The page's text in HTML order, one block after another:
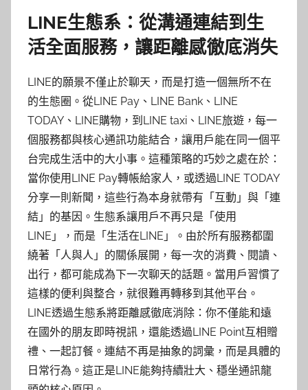
LINE生態系：從溝通連結到生
活全面服務，讓距離感徹底消失
LINE的願景不僅止於聊天，而是打造一個無所不在
的生態圈。從LINE Pay、LINE Bank、LINE
TODAY、LINE購物，到LINE taxi、LINE旅遊，每一
個服務都與核心通訊功能結合，讓用戶能在同一個平
台完成生活中的大小事。這種策略的巧妙之處在於：
當你使用LINE Pay轉帳給家人，或透過LINE TODAY
分享一則新聞，這些行為本身就帶有「互動」與「連
結」的基因。生態系讓用戶不再只是「使用
LINE」，而是「生活在LINE」。由於所有服務都圍
繞著「人與人」的關係展開，每一次的消費、閱讀、
出行，都可能成為下一次聊天的話題。當用戶習慣了
這樣的便利與整合，就很難再轉移到其他平台。
LINE透過生態系將距離感徹底消除：你不僅能和遠
在國外的朋友即時視訊，還能透過LINE Point互相贈
禮、一起訂餐。連結不再是抽象的詞彙，而是具體的
日常行為。這正是LINE能夠持續壯大、穩坐通訊龍